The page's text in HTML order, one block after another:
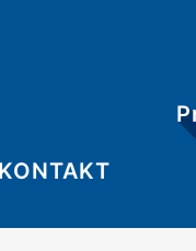
KONTAKT